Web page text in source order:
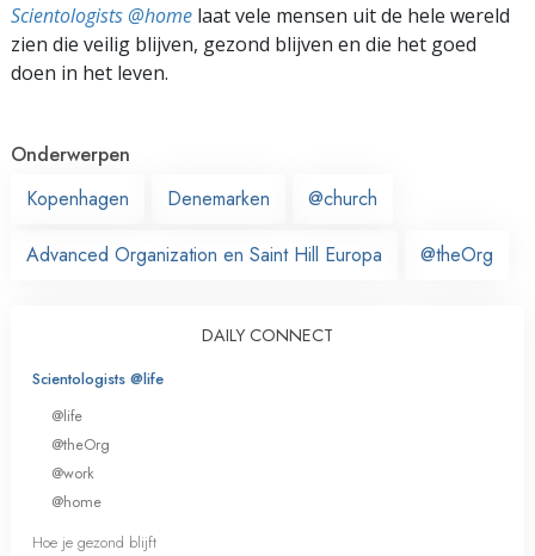
Scientologists @home laat vele mensen uit de hele wereld
zien die veilig blijven, gezond blijven en die het goed
doen in het leven.
Onderwerpen
Kopenhagen
Denemarken @church
Advanced Organization en Saint Hill Europa @theOrg
DAILY CONNECT
Scientologists @life
@life
@theOrg
@work
@home
Hoe je gezond blijft